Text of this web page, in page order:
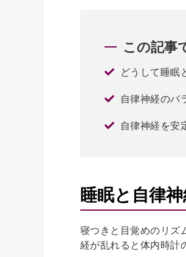
この記事
どうして睡眠
自律神経のバ
自律神経を安
睡眠と自律
寝つきと目覚めのリズ
経が乱れると体内時計